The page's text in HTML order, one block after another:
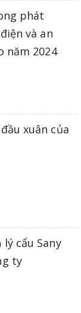
phát
và an
năm 2024
xuân của
cẩu Sany
ty